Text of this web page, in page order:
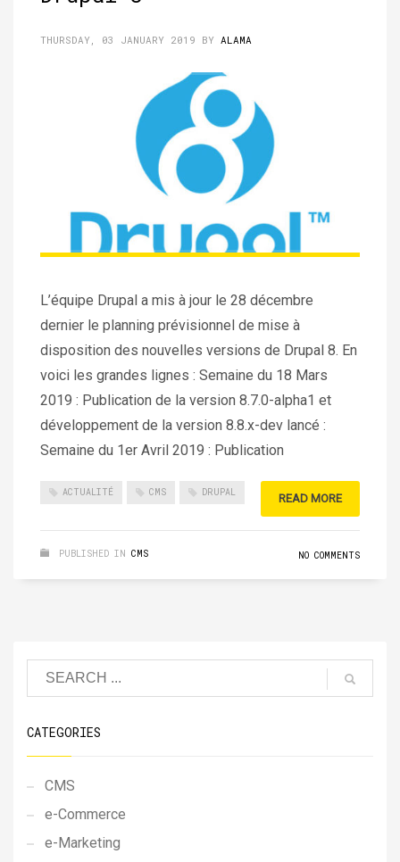
THURSDAY, 03 JANUARY 2019 BY ALAMA
L’équipe Drupal a mis à jour le 28 décembre
dernier le planning prévisionnel de mise à
disposition des nouvelles versions de Drupal 8. En
voici les grandes lignes : Semaine du 18 Mars
2019 : Publication de la version 8.7.0-alpha1 et
développement de la version 8.8.x-dev lancé :
Semaine du 1er Avril 2019 : Publication
ACTUALITÉ CMS DRUPAL READ MORE
PUBLISHED IN CMS NO COMMENTS
CATEGORIES
CMS
e-Commerce
e-Marketing